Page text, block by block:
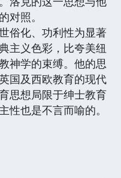
对照。
化、功利性为显著
主义色彩，比夸美纽
神学的束缚。他的思
国及西欧教育的现代
思想局限于绅士教育
性也是不言而喻的。